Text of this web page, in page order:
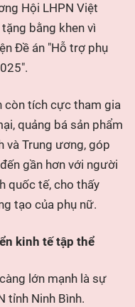
Hội LHPN Việt
bằng khen vì
Đề án "Hỗ trợ phụ
còn tích cực tham gia
quảng bá sản phẩm
và Trung ương, góp
gần hơn với người
quốc tế, cho thấy
tạo của phụ nữ.
kinh tế tập thể
lớn mạnh là sự
tỉnh Ninh Bình.